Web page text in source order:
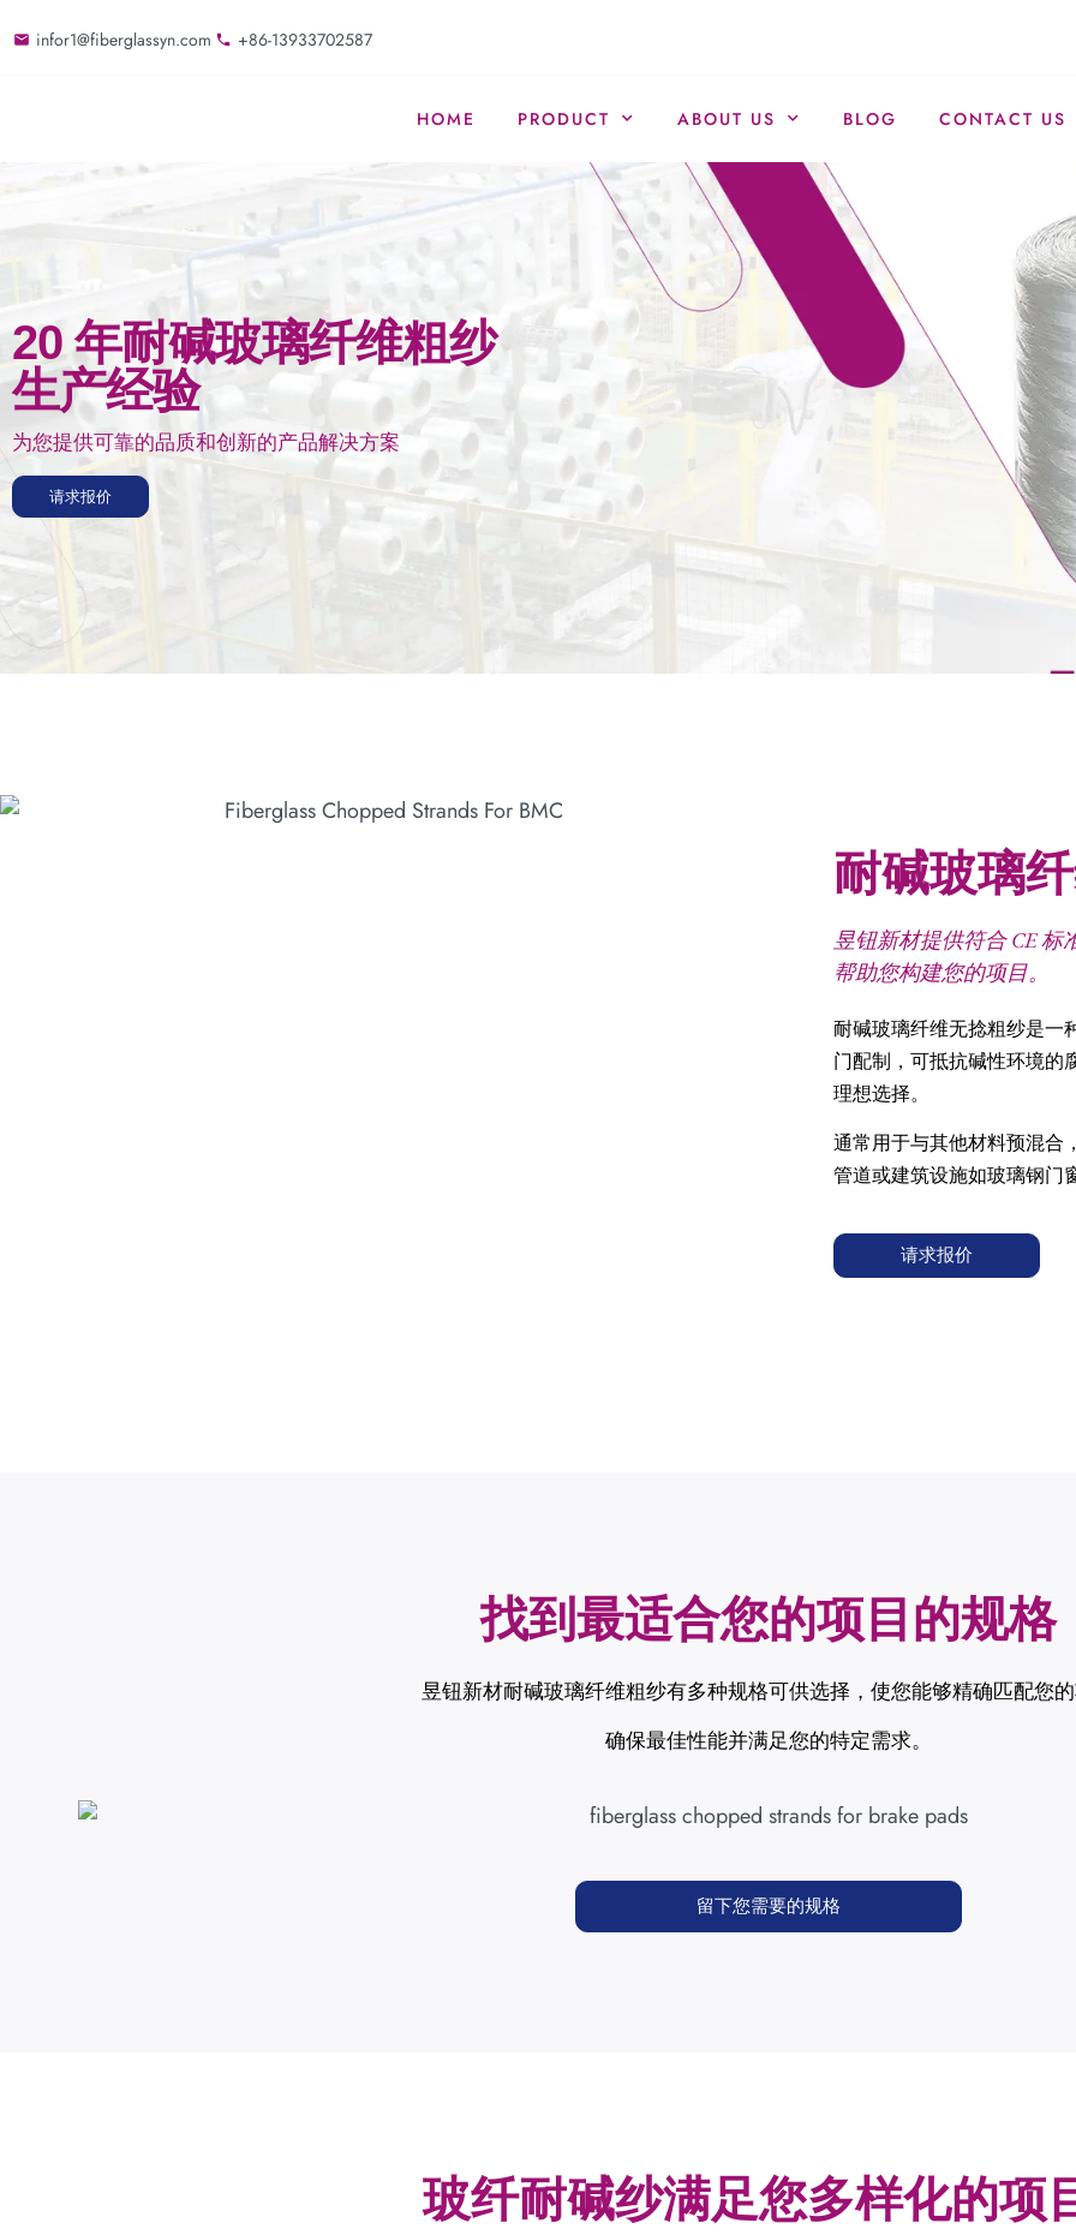
infor1@fiberglassyn.com +86-13933702587
HOME PRODUCT ABOUT US BLOG CONTACT US
20 年耐碱玻璃纤维粗纱
生产经验
为您提供可靠的品质和创新的产品解决方案
请求报价
耐碱玻璃
昱钮新材提供符合 CE
帮助您构建您的项目。
耐碱玻璃纤维无捻粗纱是一
门配制，可抵抗碱性环境的
理想选择。
通常用于与其他材料预混合
管道或建筑设施如玻璃钢门
请求报价
找到最适合您的项目的规格
昱钮新材耐碱玻璃纤维粗纱有多种规格可供选择，使您能够精确匹配您
确保最佳性能并满足您的特定需求。
留下您需要的规格
玻纤耐碱纱满足您多样化的项